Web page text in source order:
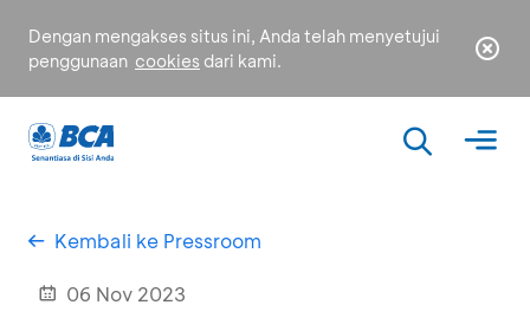
Dengan mengakses situs ini, Anda telah menyetujui
penggunaan cookies dari kami.
Kembali ke Pressroom
06 Nov 2023